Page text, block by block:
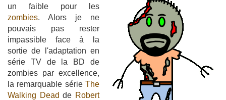
un faible pour les
zombies. Alors je ne
pouvais pas rester
impassible face à la
sortie de l'adaptation en
série TV de la BD de
zombies par excellence,
la remarquable série The
Walking Dead de Robert